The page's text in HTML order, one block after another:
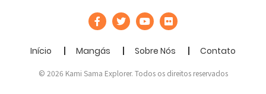
Início Mangás Sobre Nós Contato
© 2026 Kami Sama Explorer. Todos os direitos reservados